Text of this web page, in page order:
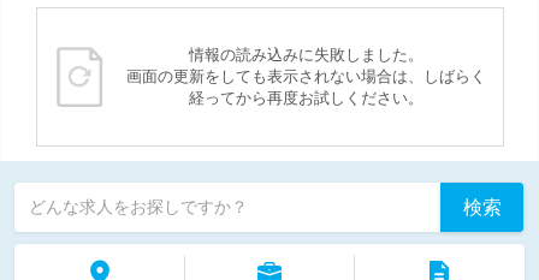
情報の読み込みに失敗しました。
画面の更新をしても表示されない場合は、しばらく
経ってから再度お試しください。
どんな求人をお探しですか？ 検索